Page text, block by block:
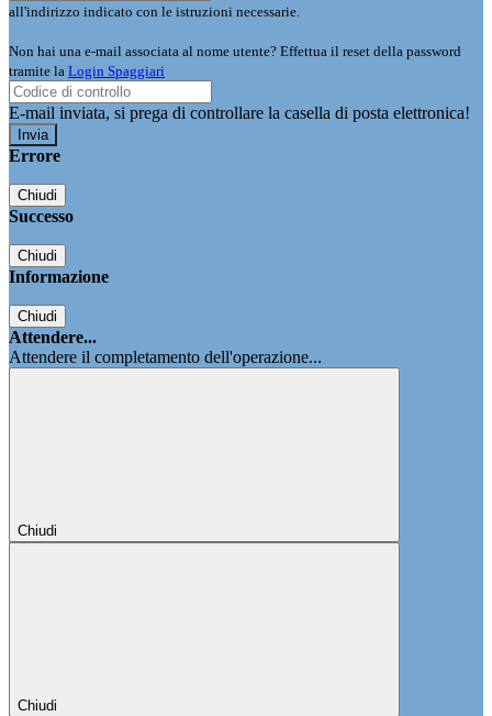
all'indirizzo indicato con le istruzioni necessarie.
Non hai una e-mail associata al nome utente? Effettua il reset della password
tramite la Login Spaggiari
E-mail inviata, si prega di controllare la casella di posta elettronica!
Errore
Chiudi
Successo
Chiudi
Informazione
Chiudi
Attendere...
Attendere il completamento dell'operazione...
Chiudi
Chiudi